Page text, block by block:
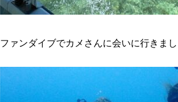
ファンダイブでカメさんに会いに行きま